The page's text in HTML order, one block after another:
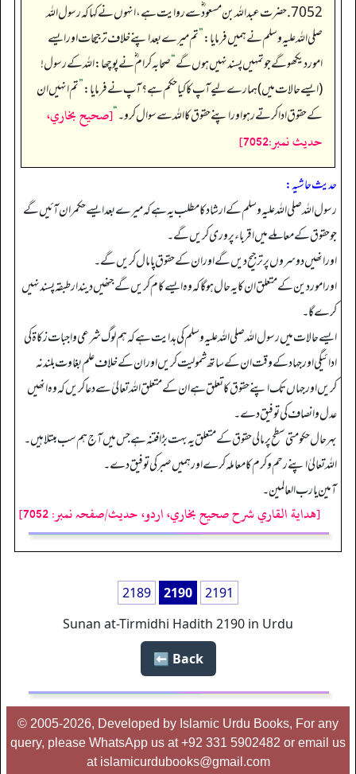
7052. حضرت عبداللہ بن مسعود ؓ سے روایت ہے، انہوں نے کہا کہ رسول اللہ
صلی اللہ علیہ وسلم نے ہمیں فرمایا:”تم میرے بعد اپنے خلاف ترجیحات اور ایسے
امور دیکھو گے جو تمہیں پسند نہیں ہوں گے“صحابہ کرام‬ ؓ ن‬ے پوچھا: اللہ کے رسول!
(ایسے حالات میں) ہمارے لیے آپ کا کیا حکم ہے؟ آپ نے فرمایا:”تم انہیں ان
کے حقوق ادا کرتے رہو اور اپنے حقوق کا اللہ سے سوال کرو۔“[صحيح بخاري،
حديث نمبر:7052]
حدیث حاشیہ:
رسول اللہ صلی اللہ علیہ وسلم کے ارشاد کا مطلب یہ ہے کہ میرے بعد ایسے حکمران آئیں گے
جو حقوق کے معاملے میں اقرباء پروری کریں گے۔
اور انھیں دوسروں پر ترجیح دیں گے اور ان کے حقوق پامال کریں گے۔
اور امور دین کے متعلق ان کا یہ حال ہو گا کہ وہ ایسے کام کریں گے جنھیں دیندار طبقہ پسند نہیں
کرے گا۔
ایسے حالات میں رسول اللہ صلی اللہ علیہ وسلم کی ہدایت ہے کہ ہم لوگ شرعی واجبات زکاۃ کی
ادائیگی اور جہاد کے وقت ان کے ساتھ شمولیت کریں اور ان کے خلاف علم بغاوت بلند نہ
کریں اور جہاں تک اپنے حقوق کا تعلق ہے ان کے متعلق اللہ تعالیٰ سے دعا کریں کہ وہ انھیں
عدل و انصاف کی توفیق دے۔
بہر حال حکومتی سطح پر مالی حقوق کے متعلق یہ بہت بڑا فتنہ ہے جس میں آ ج ہم سب مبتلا ہیں۔
اللہ تعالیٰ اپنے رحم و کرم کا معاملہ کرے اور ہمیں صبر کی توفیق دے۔
آمین یا رب العالمین۔
[هداية القاري شرح صحيح بخاري، اردو، حدیث/صفحہ نمبر: 7052]
2189 2190
2191
Sunan at-Tirmidhi Hadith 2190 in Urdu
Back ⬅️
© 2005-2026, Developed by Islamic Urdu Books, For any
query, please WhatsApp us at +92 331 5902482 or email us
at islamicurdubooks@gmail.com